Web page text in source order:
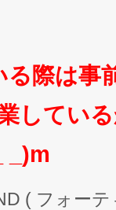
際は事
してい
_)m
( フォー